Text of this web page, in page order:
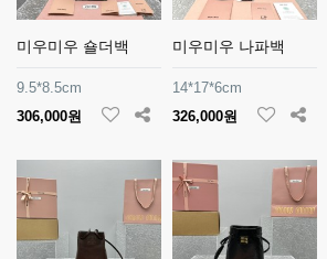
미우미우 숄더백
9.5*8.5cm
306,000원
미우미우 나파백
14*17*6cm
326,000원